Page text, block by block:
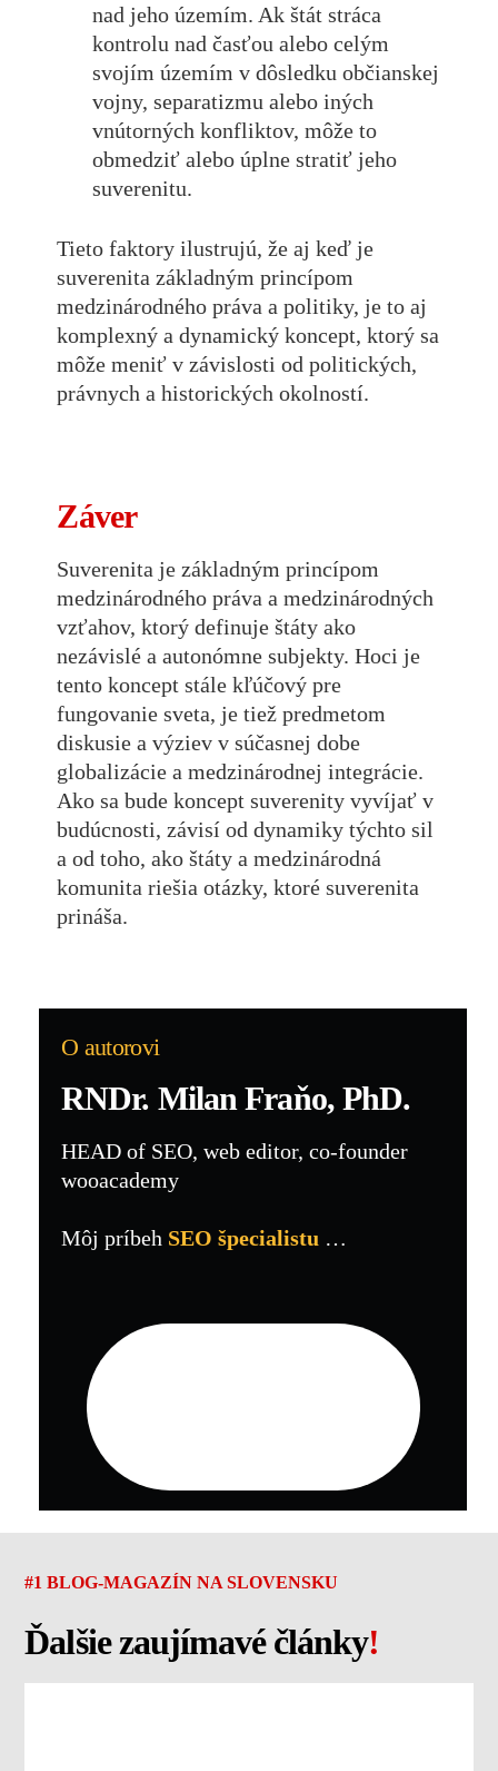
nad jeho územím. Ak štát stráca
kontrolu nad časťou alebo celým
svojím územím v dôsledku občianskej
vojny, separatizmu alebo iných
vnútorných konfliktov, môže to
obmedziť alebo úplne stratiť jeho
suverenitu.
Tieto faktory ilustrujú, že aj keď je
suverenita základným princípom
medzinárodného práva a politiky, je to aj
komplexný a dynamický koncept, ktorý sa
môže meniť v závislosti od politických,
právnych a historických okolností.
Záver
Suverenita je základným princípom
medzinárodného práva a medzinárodných
vzťahov, ktorý definuje štáty ako
nezávislé a autonómne subjekty. Hoci je
tento koncept stále kľúčový pre
fungovanie sveta, je tiež predmetom
diskusie a výziev v súčasnej dobe
globalizácie a medzinárodnej integrácie.
Ako sa bude koncept suverenity vyvíjať v
budúcnosti, závisí od dynamiky týchto sil
a od toho, ako štáty a medzinárodná
komunita riešia otázky, ktoré suverenita
prináša.
O autorovi
RNDr. Milan Fraňo, PhD.
HEAD of SEO, web editor, co-founder
wooacademy
Môj príbeh SEO špecialistu …
#1 BLOG-MAGAZÍN NA SLOVENSKU
Ďalšie zaujímavé články!